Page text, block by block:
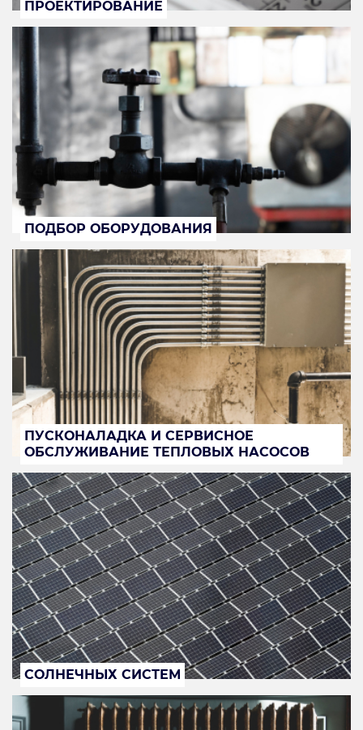
ПРОЕКТИРОВАНИЕ
ПОДБОР ОБОРУДОВАНИЯ
ПУСКОНАЛАДКА И СЕРВИСНОЕ
ОБСЛУЖИВАНИЕ ТЕПЛОВЫХ НАСОСОВ
СОЛНЕЧНЫХ СИСТЕМ